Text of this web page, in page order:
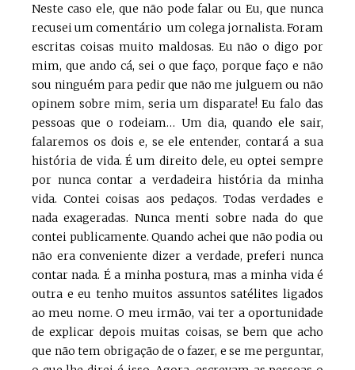
Neste caso ele, que não pode falar ou Eu, que nunca
recusei um comentário um colega jornalista. Foram
escritas coisas muito maldosas. Eu não o digo por
mim, que ando cá, sei o que faço, porque faço e não
sou ninguém para pedir que não me julguem ou não
opinem sobre mim, seria um disparate! Eu falo das
pessoas que o rodeiam… Um dia, quando ele sair,
falaremos os dois e, se ele entender, contará a sua
história de vida. É um direito dele, eu optei sempre
por nunca contar a verdadeira história da minha
vida. Contei coisas aos pedaços. Todas verdades e
nada exageradas. Nunca menti sobre nada do que
contei publicamente. Quando achei que não podia ou
não era conveniente dizer a verdade, preferi nunca
contar nada. É a minha postura, mas a minha vida é
outra e eu tenho muitos assuntos satélites ligados
ao meu nome. O meu irmão, vai ter a oportunidade
de explicar depois muitas coisas, se bem que acho
que não tem obrigação de o fazer, e se me perguntar,